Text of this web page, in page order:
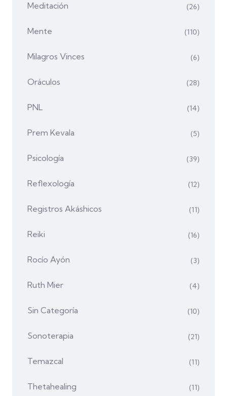
Meditación (26)
Mente (110)
Milagros Vinces (6)
Oráculos (28)
PNL (14)
Prem Kevala (5)
Psicología (39)
Reflexología (12)
Registros Akáshicos (11)
Reiki (16)
Rocío Ayón (3)
Ruth Mier (4)
Sin Categoría (10)
Sonoterapia (21)
Temazcal (11)
Thetahealing (11)